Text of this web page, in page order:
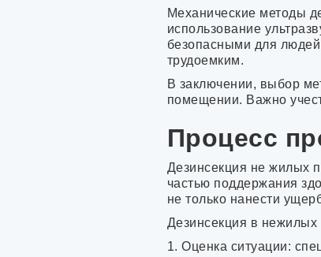
Механические методы
использование
безопасными для
трудоемким.
В заключении, выбор
помещении. Важно
Процесс
Дезинсекция не жилых
частью поддержания
не только нанести
Дезинсекция в нежилых
1. Оценка ситуации: